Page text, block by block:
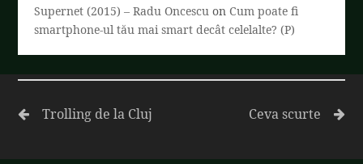
Supernet (2015) – Radu Oncescu onCum poate fi
smartphone-ul tău mai smart decât celelalte? (P)
Trolling de la Cluj Ceva scurte